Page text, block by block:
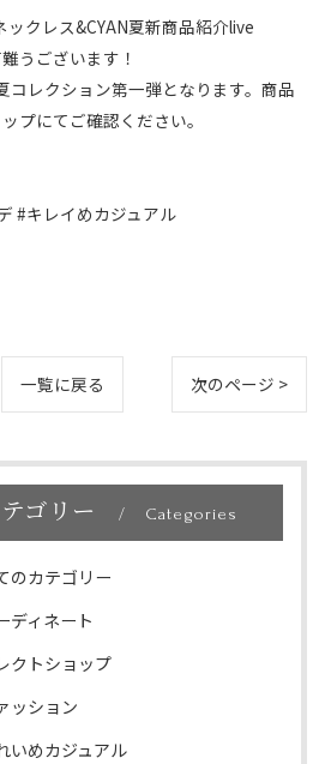
クレス&CYAN夏新商品紹介live
うございます！
コレクション第一弾となります。商品
プにてご確認ください。
#キレイめカジュアル
一覧に戻る 次のページ >
ゴリー Categories
のカテゴリー
ディネート
クトショップ
ッション
いめカジュアル